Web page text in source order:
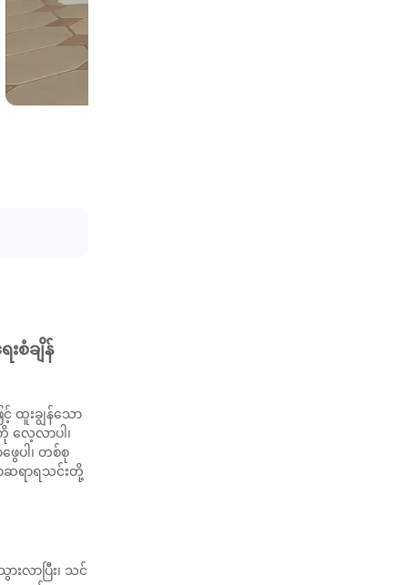
စံချိန်
ထူးချွန်သော
လေ့လာပါ၊
ေပါ၊ တစ်စု
ာဆရာရသင်းတို့
လာပြီး၊ သင်